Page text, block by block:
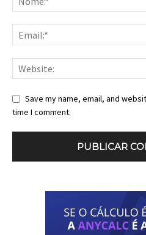
Save my name, email, and
time I comment.